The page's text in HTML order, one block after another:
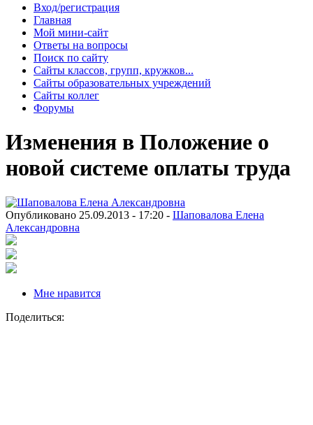
Вход/регистрация
Главная
Мой мини-сайт
Ответы на вопросы
Поиск по сайту
Сайты классов, групп, кружков...
Сайты образовательных учреждений
Сайты коллег
Форумы
Изменения в Положение о
новой системе оплаты труда
Опубликовано 25.09.2013 - 17:20 - Шаповалова Елена
Александровна
Мне нравится
Поделиться: